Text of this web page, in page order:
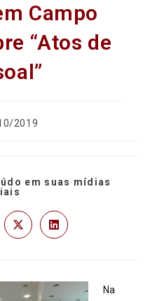
Campo
“Atos de
2019
em suas mídias
Na